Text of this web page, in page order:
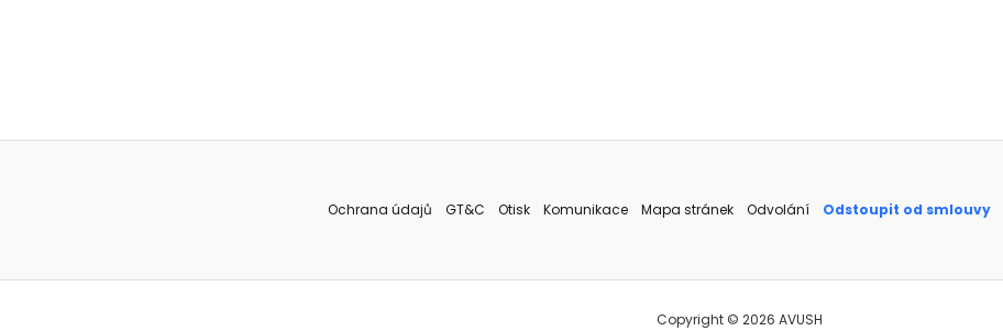
Ochrana údajů GT&C Otisk Komunikace Mapa stránek Odvolání Odstoupit od smlouvy
Copyright © 2026 AVUSH